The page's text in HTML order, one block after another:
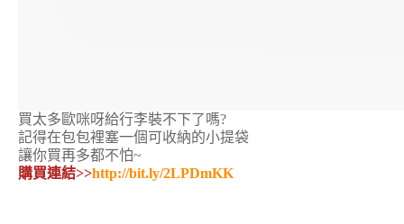
買太多歐咪呀給行李裝不下了嗎?
記得在包包裡塞一個可收納的小提袋
讓你買再多都不怕~
購買連結>>http://bit.ly/2LPDmKK